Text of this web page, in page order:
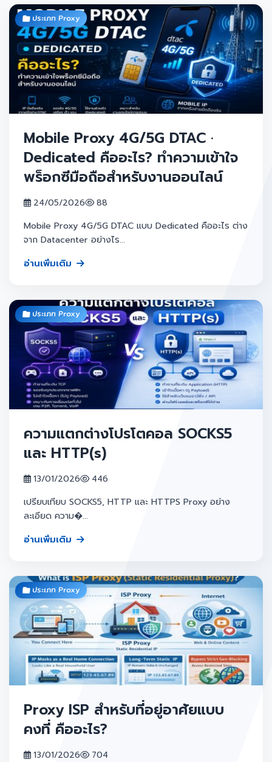
ประเภท Proxy
Mobile Proxy 4G/5G DTAC ·
Dedicated คืออะไร? ทำความเข้าใจ
พร็อกซีมือถือสำหรับงานออนไลน์
24/05/2026 88
Mobile Proxy 4G/5G DTAC แบบ Dedicated คืออะไร ต่าง
จาก Datacenter อย่างไร...
อ่านเพิ่มเติม
ประเภท Proxy
ความแตกต่างโปรโตคอล SOCKS5
และ HTTP(s)
13/01/2026 446
เปรียบเทียบ SOCKS5, HTTP และ HTTPS Proxy อย่าง
ละเอียด ความ�...
อ่านเพิ่มเติม
ประเภท Proxy
Proxy ISP สำหรับที่อยู่อาศัยแบบ
คงที่ คืออะไร?
13/01/2026 704